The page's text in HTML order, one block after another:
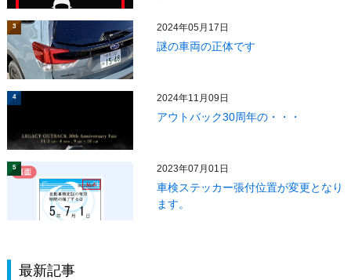
3 2024年05月17日
謎の車両の正体です
4 2024年11月09日
アウトバック30周年の・・・
5 2023年07月01日
車検ステッカー張付位置が変更となり
ます。
最新記事